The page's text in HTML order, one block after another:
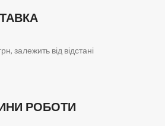
залежить від відстані
РОБОТИ